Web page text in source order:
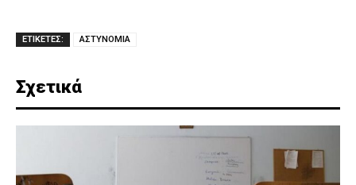
ΕΤΙΚΕΤΕΣ: ΑΣΤΥΝΟΜΙΑ
Σχετικά